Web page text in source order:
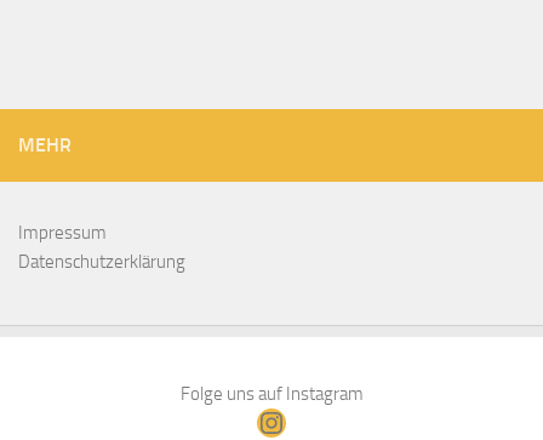
MEHR
Impressum
Datenschutzerklärung
Folge uns auf Instagram
Instagram